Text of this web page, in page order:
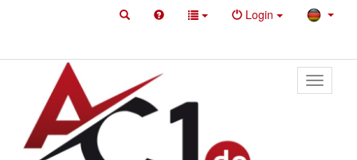
Login
Toggle
primary